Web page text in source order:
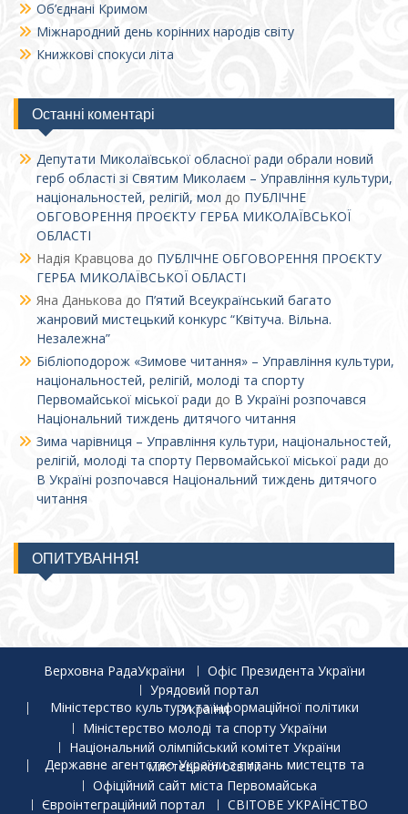
Об’єднані Кримом
Міжнародний день корінних народів світу
Книжкові спокуси літа
Останні коментарі
Депутати Миколаївської обласної ради обрали новий
герб області зі Святим Миколаєм – Управління культури,
національностей, релігій, мол до ПУБЛІЧНЕ
ОБГОВОРЕННЯ ПРОЄКТУ ГЕРБА МИКОЛАЇВСЬКОЇ
ОБЛАСТІ
Надія Кравцова до ПУБЛІЧНЕ ОБГОВОРЕННЯ ПРОЄКТУ
ГЕРБА МИКОЛАЇВСЬКОЇ ОБЛАСТІ
Яна Данькова до П’ятий Всеукраїнський багато
жанровий мистецький конкурс “Квітуча. Вільна.
Незалежна”
Бібліоподорож «Зимове читання» – Управління культури,
національностей, релігій, молоді та спорту
Первомайської міської ради до В Україні розпочався
Національний тиждень дитячого читання
Зима чарівниця – Управління культури, національностей,
релігій, молоді та спорту Первомайської міської ради до
В Україні розпочався Національний тиждень дитячого
читання
ОПИТУВАННЯ!
Верховна РадаУкраїни
Офіс Президента України
Урядовий портал
Міністерство культури та інформаційної політики України
Міністерство молоді та спорту України
Національний олімпійський комітет України
Державне агентство України з питань мистецтв та мистецької освіти
Офіційний сайт міста Первомайська
Євроінтеграційний портал
СВІТОВЕ УКРАЇНСТВО